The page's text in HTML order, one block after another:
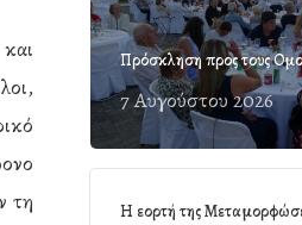
τη
Πρόσκληση προς τους
7 Αυγούστου 2026
Η εορτή της